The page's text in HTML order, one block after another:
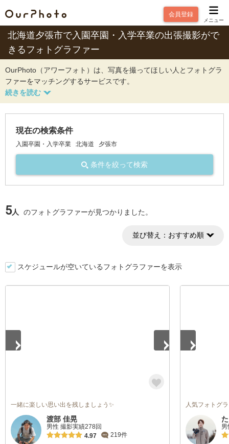
会員登録
メニュー
北海道夕張市で入園卒園・入学卒業の出張撮影がで
きるフォトグラファー
OurPhoto（アワーフォト）は、写真を撮ってほしい人とフォトグラ
ファーをマッチングするサービスです。
現在の検索条件
入園卒園・入学卒業 北海道 夕張市
条件を絞って検索
5人 のフォトグラファーが見つかりました。
並び替え： おすすめ順
スケジュールが空いているフォトグラファーを表示
一緒に楽しい思い出を残しましょう✨
渡部 佳晃
男性 撮影実績278回
4.97
219件
人気フォトグ